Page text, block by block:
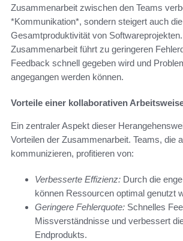
Zusammenarbeit zwischen den Teams
*Kommunikation*, sondern steigert auch die
Gesamtproduktivität von
Zusammenarbeit führt zu geringeren
Feedback schnell gegeben wird und
angegangen werden können.
Vorteile einer kollaborativen
Ein zentraler Aspekt dieser
Vorteilen der Zusammenarbeit. Teams, die
kommunizieren, profitieren von:
Verbesserte Effizienz: Durch die
können Ressourcen optimal genutzt
Geringere Fehlerquote: Schnelles
Missverständnisse und verbessert
Endprodukts.